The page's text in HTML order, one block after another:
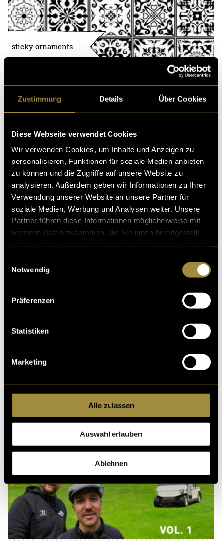
Zustimmung Details Über Cookies
Diese Webseite verwendet Cookies
Wir verwenden Cookies, um Inhalte und Anzeigen zu
personalisieren, Funktionen für soziale Medien anbieten
zu können und die Zugriffe auf unsere Website zu
analysieren. Außerdem geben wir Informationen zu Ihrer
Verwendung unserer Website an unsere Partner für
soziale Medien, Werbung und Analysen weiter. Unsere
Partner führen diese Informationen möglicherweise mit
weiteren Daten zusammen, die Sie ihnen bereitgestellt
Notwendig
Präferenzen
Statistiken
Marketing
Alle zulassen
Auswahl erlauben
Ablehnen
sticky ornaments